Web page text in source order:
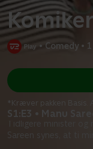
• Comedy •
S1:E3 • Manu
Sareen synes, at ti
*Kræver pakken Basis.